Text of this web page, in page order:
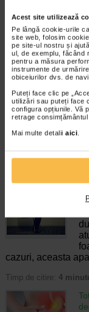
Acest site utilizează
Pe lângă cookie-urile
site web, folosim
pe site-ul nostru și
ul, de exemplu, făcând
pentru a măsura
instrumente de
obiceiurilor dvs. de
Puteți face clic pe
utilizări sau puteți face
configura opțiunile. Vă
retrage
Mai multe detalii aici.
In
emotionala
Timp de citire:4
Timp de citire:
cazuri, aceasta
Timp de citire: 4